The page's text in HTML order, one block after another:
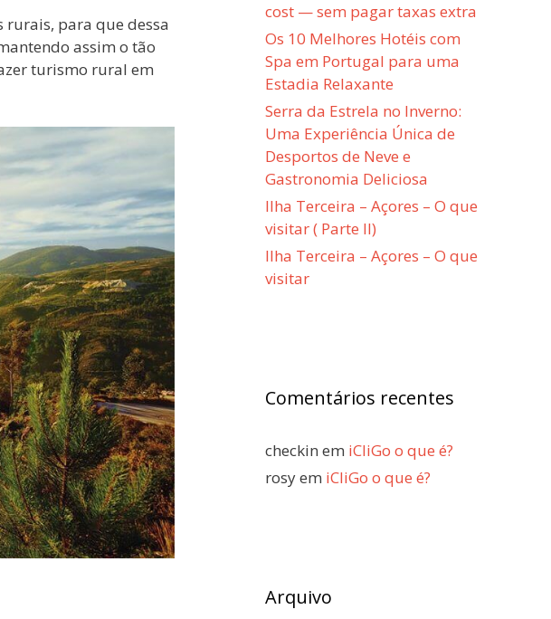
para que dessa
assim o tão
turismo rural em
cost — sem pagar taxas extra
Os 10 Melhores Hotéis com
Spa em Portugal para uma
Estadia Relaxante
Serra da Estrela no Inverno:
Uma Experiência Única de
Desportos de Neve e
Gastronomia Deliciosa
Ilha Terceira – Açores – O que
visitar ( Parte II)
Ilha Terceira – Açores – O que
visitar
Comentários recentes
checkin em iCliGo o que é?
rosyem iCliGo o que é?
Arquivo